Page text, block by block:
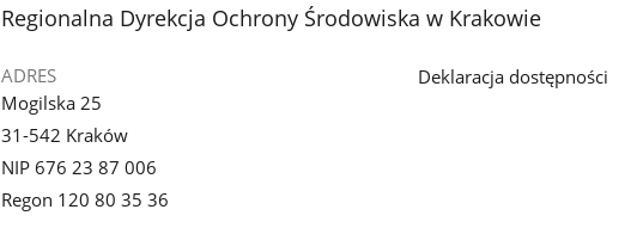
stopka
Regionalna Dyrekcja Ochrony Środowiska w Krakowie
ADRES
Mogilska 25
31-542 Kraków
NIP 676 23 87 006
Regon 120 80 35 36
Deklaracja dostępności